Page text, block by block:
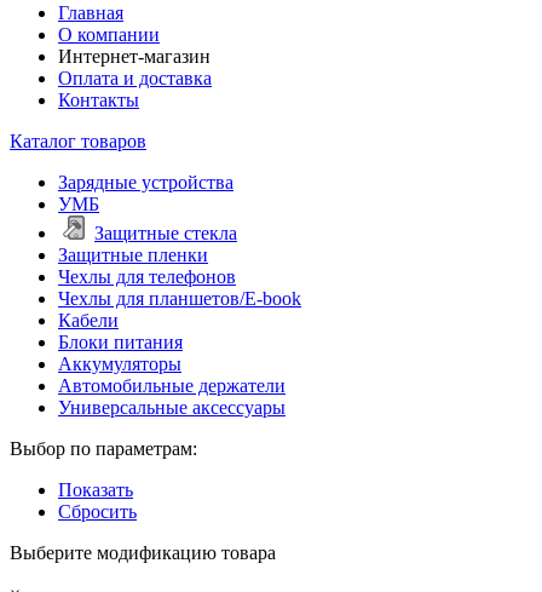
Главная
О компании
Интернет-магазин
Оплата и доставка
Контакты
Каталог товаров
Зарядные устройства
УМБ
Защитные стекла
Защитные пленки
Чехлы для телефонов
Чехлы для планшетов/E-book
Кабели
Блоки питания
Аккумуляторы
Автомобильные держатели
Универсальные аксессуары
Выбор по параметрам:
Показать
Сбросить
Выберите модификацию товара